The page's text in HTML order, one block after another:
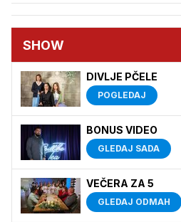
SHOW
DIVLJE PČELE
POGLEDAJ
BONUS VIDEO
GLEDAJ SADA
VEČERA ZA 5
GLEDAJ ODMAH